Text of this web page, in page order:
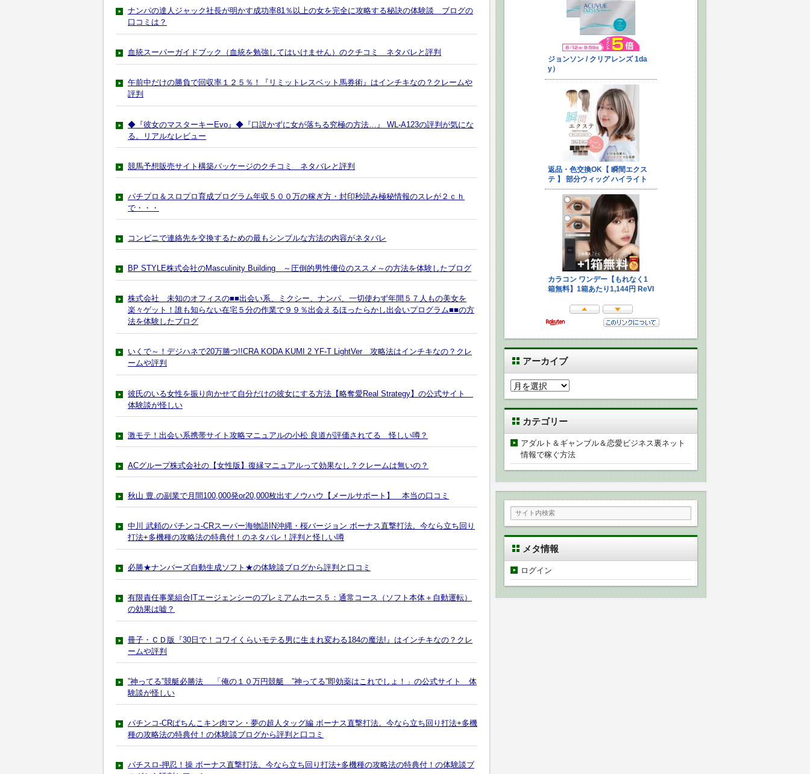
ナンパの達人ジャック社長が明かす成功率81％以上の女を完全に攻略する秘訣の体験談 ブログの
口コミは？
血統スーパーガイドブック（血統を勉強してはいけません）のクチコミ ネタバレと評判
午前中だけの勝負で回収率１２５％！『リミットレスベット馬券術』はインチキなの？クレームや
評判
◆『彼女のマスターキーEvo』◆『口説かずに女が落ちる究極の方法…』 WL-A123の評判が気にな
る。リアルなレビュー
競馬予想販売サイト構築パッケージのクチコミ ネタバレと評判
パチプロ＆スロプロ育成プログラム年収５００万の稼ぎ方・封印秒読み極秘情報のスレが２ｃｈ
で・・・
コンビニで連絡先を交換するための最もシンプルな方法の内容がネタバレ
BP STYLE株式会社のMasculinity Building ～圧倒的男性優位のススメ～の方法を体験したブログ
株式会社 未知のオフィスの■■出会い系、ミクシー、ナンパ、一切使わず年間５７人もの美女を
楽々ゲット！誰も知らない在宅５分の作業で９９％出会えるほったらかし出会いプログラム■■の方
法を体験したブログ
いくで～！デジハネで20万勝つ!!CRA KODA KUMI 2 YF-T LightVer 攻略法はインチキなの？クレ
ームや評判
彼氏のいる女性を振り向かせて自分だけの彼女にする方法【略奪愛Real Strategy】の公式サイト
体験談が怪しい
激モテ！出会い系携帯サイト攻略マニュアルの小松 良道が評価されてる 怪しい噂？
ACグループ株式会社の【女性版】復縁マニュアルって効果なし？クレームは無いの？
秋山 豊.の副業で月間100,000発or20,000枚出すノウハウ【メールサポート】 本当の口コミ
中川 武頼のパチンコ-CRスーパー海物語IN沖縄・桜バージョン ボーナス直撃打法。今なら立ち回り
打法+多機種の攻略法の特典付！のネタバレ！評判と怪しい噂
必勝★ナンバーズ自動生成ソフト★の体験談ブログから評判と口コミ
有限責任事業組合ITエージェンシーのプレミアムホース５：通常コース（ソフト本体＋自動運転）
の効果は嘘？
冊子・ＣＤ版『30日で！コワイくらいモテる男に生まれ変わる184の魔法!』はインチキなの？クレ
ームや評判
”神ってる”競艇必勝法 「俺の１０万円競艇 ”神ってる”即効薬はこれでしょ！」の公式サイト 体
験談が怪しい
パチンコ-CRぱちんこキン肉マン・夢の超人タッグ編 ボーナス直撃打法。今なら立ち回り打法+多機
種の攻略法の特典付！の体験談ブログから評判と口コミ
パチスロ-押忍！操 ボーナス直撃打法。今なら立ち回り打法+多機種の攻略法の特典付！の体験談ブ
アーカイブ
ア
ー
カ
イ
ブ
カテゴリー
アダルト＆ギャンブル＆恋愛ビジネス裏ネット
情報で稼ぐ方法
メタ情報
ログイン